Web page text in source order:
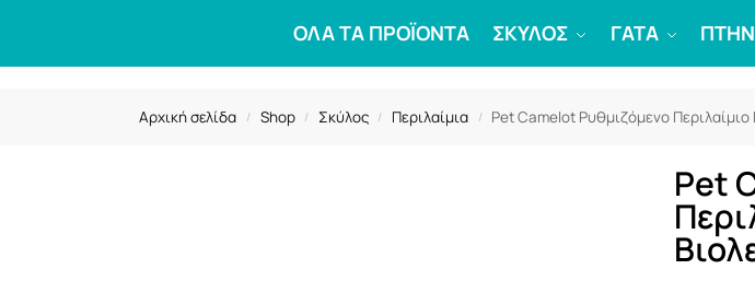
ΟΛΑ ΤΑ ΠΡΟΪΟΝΤΑ ΣΚΥΛΟΣ ΓΑΤΑ
Αρχική σελίδα / Shop / Σκύλος / Περιλαίμια / Pet Camelot Ρυθμιζόμενο
Pet